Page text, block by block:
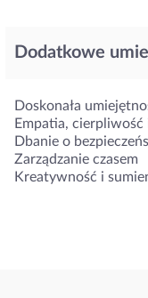
Dodatkowe
Doskonała
Empatia,
Dbanie o
Zarządzanie czasem
Kreatywność i